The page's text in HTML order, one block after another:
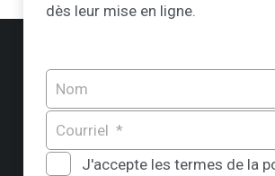
dès leur mise en ligne.
J'accepte les termes de la